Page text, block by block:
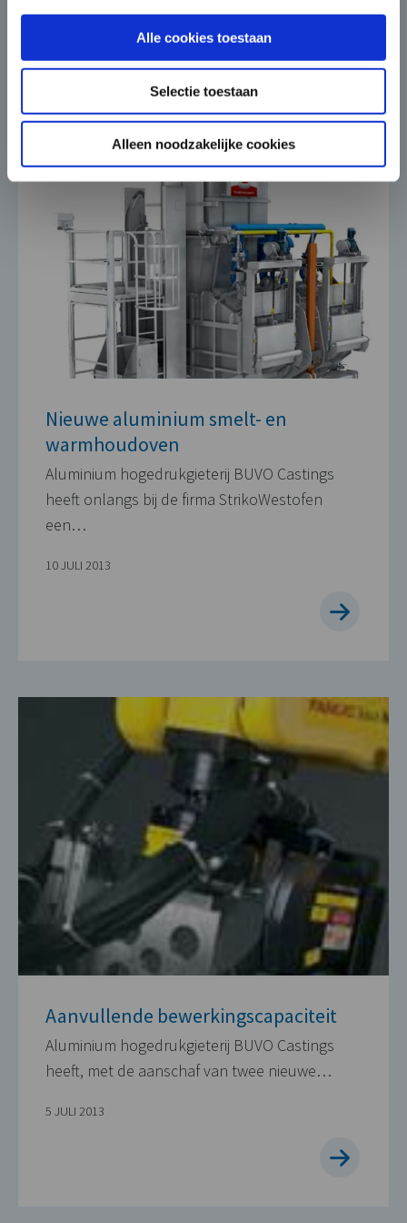
Alle cookies toestaan
Selectie toestaan
Alleen noodzakelijke cookies
Nieuwe aluminium smelt- en
warmhoudoven
Aluminium hogedrukgieterij BUVO Castings
heeft onlangs bij de firma StrikoWestofen
een…
10 JULI 2013
Aanvullende bewerkingscapaciteit
Aluminium hogedrukgieterij BUVO Castings
heeft, met de aanschaf van twee nieuwe…
5 JULI 2013